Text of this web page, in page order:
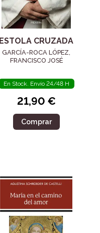
ESTOLA CRUZADA
GARCÍA-ROCA LÓPEZ,
FRANCISCO JOSÉ
En Stock. Envío 24/48 H
21,90 €
Comprar